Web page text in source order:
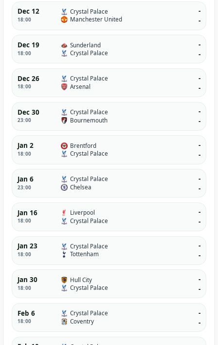
Dec 12
18:00
Crystal Palace
Manchester United
-
-
Dec 19
18:00
Sunderland
Crystal Palace
-
-
Dec 26
18:00
Crystal Palace
Arsenal
-
-
Dec 30
23:00
Crystal Palace
Bournemouth
-
-
Jan 2
18:00
Brentford
Crystal Palace
-
-
Jan 6
23:00
Crystal Palace
Chelsea
-
-
Jan 16
18:00
Liverpool
Crystal Palace
-
-
Jan 23
18:00
Crystal Palace
Tottenham
-
-
Jan 30
18:00
Hull City
Crystal Palace
-
-
Feb 6
18:00
Crystal Palace
Coventry
-
-